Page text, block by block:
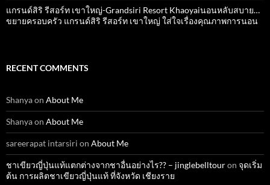
แกรนด์สิริ​ รีสอร์ท​ เขาใหญ่​-Grandsiri​ Resort​ Khaoyaiนอนหลับสบาย…
ขยายครอบครัว แกรนด์สิริ รีสอร์ท เขาใหญ่ ใส่ใจเรื่องคุณภาพการนอน
RECENT COMMENTS
Shanyaon About Me
Shanyaon About Me
sareerapat intarsiri on About Me
ชาเขียวญี่ปุ่นแท้แตกต่างจากชาอื่นอย่างไร?? – jinglebelltouron จุดเริ่ม
ต้น การผลิตชาเขียวญี่ปุ่นแท้ ที่จังหวัด เชียงราย